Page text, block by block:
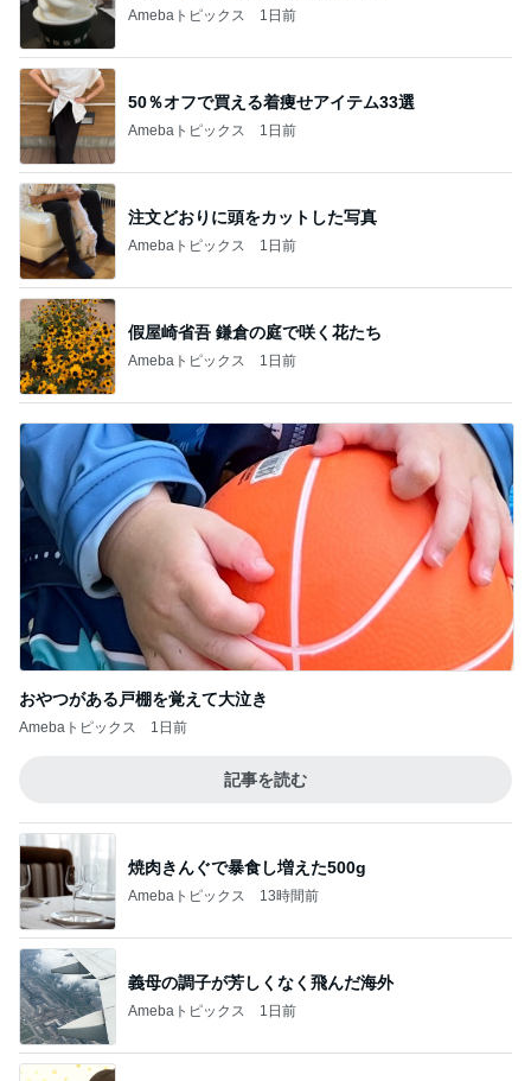
Amebaトピックス 1日前
50％オフで買える着痩せアイテム33選
Amebaトピックス 1日前
注文どおりに頭をカットした写真
Amebaトピックス 1日前
假屋崎省吾 鎌倉の庭で咲く花たち
Amebaトピックス 1日前
おやつがある戸棚を覚えて大泣き
Amebaトピックス 1日前
記事を読む
焼肉きんぐで暴食し増えた500g
Amebaトピックス 13時間前
義母の調子が芳しくなく飛んだ海外
Amebaトピックス 1日前